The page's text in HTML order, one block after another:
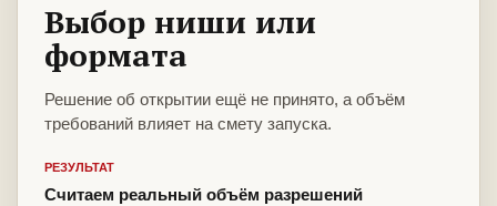
Выбор ниши или
формата
Решение об открытии ещё не принято, а объём
требований влияет на смету запуска.
РЕЗУЛЬТАТ
Считаем реальный объём разрешений